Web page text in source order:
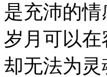
是充沛的情
岁月可以
却无法为灵